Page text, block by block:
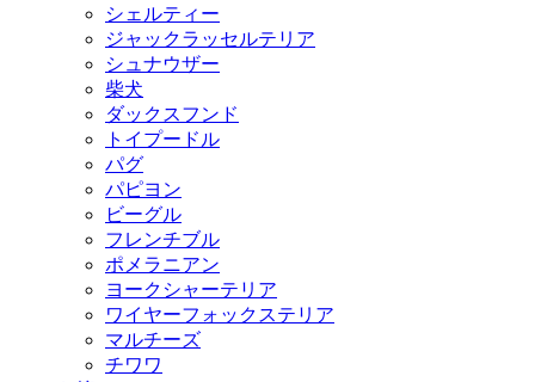
シェルティー
ジャックラッセルテリア
シュナウザー
柴犬
ダックスフンド
トイプードル
パグ
パピヨン
ビーグル
フレンチブル
ポメラニアン
ヨークシャーテリア
ワイヤーフォックステリア
マルチーズ
チワワ